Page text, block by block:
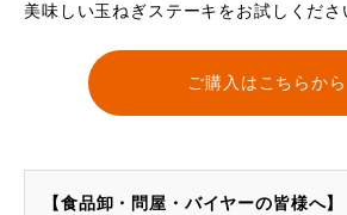
美味しい玉ねぎステーキをお試しくださ
ご購入はこちらから
【食品卸・問屋・バイヤーの皆様へ】